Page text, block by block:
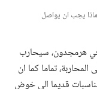
ماذا يجب ان يواصل
في هرمجدون،‏ سيحارب
تماما كما ان
قديما الى خوض